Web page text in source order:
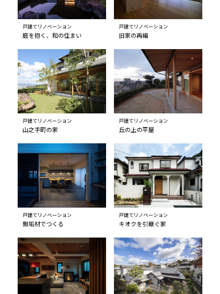
戸建てリノベーション
庭を抱く、和の住まい
戸建てリノベーション
旧家の再編
戸建てリノベーション
山之手町の家
戸建てリノベーション
丘の上の平屋
戸建てリノベーション
無垢材でつくる
戸建てリノベーション
キオクを引継ぐ家